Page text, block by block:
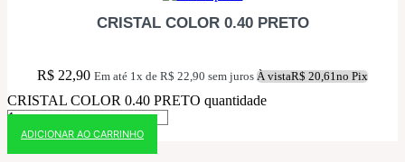
CRISTAL COLOR 0.40 PRETO
R$ 22,90 Em até 1x de R$ 22,90 sem juros À vistaR$ 20,61no Pix
CRISTAL COLOR 0.40 PRETO quantidade
ADICIONAR AO CARRINHO